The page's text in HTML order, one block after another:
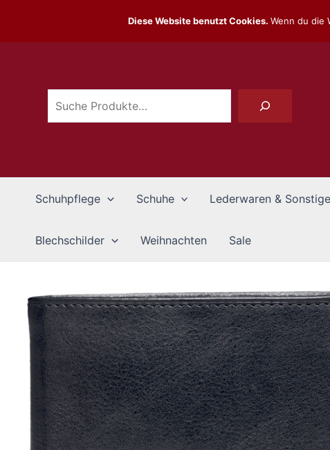
springen Suchen
Schuhpflege Schuhe Lederwaren &
Blechschilder Weihnachten Sale
Diese Website benutzt Cookies. Wenn du die